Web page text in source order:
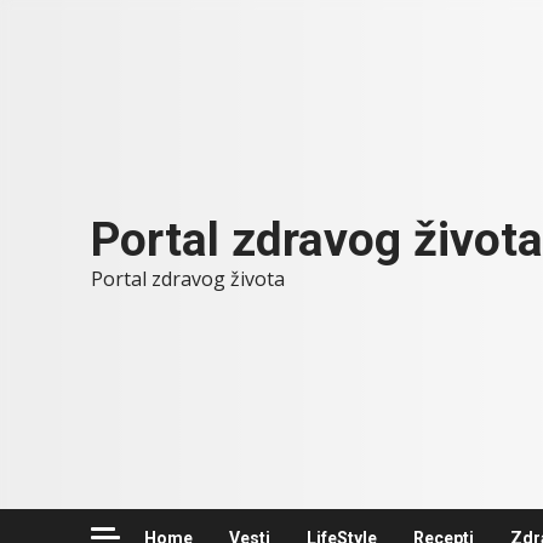
Portal zdravog života
Portal zdravog života
Home Vesti LifeStyle Recepti